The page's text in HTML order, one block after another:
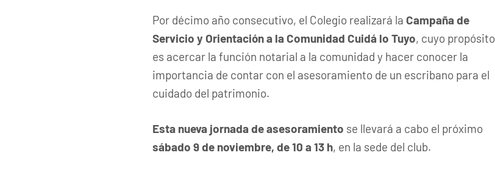
Por décimo año consecutivo, el Colegio realizará la Campaña de
Servicio y Orientación a la Comunidad Cuidá lo Tuyo, cuyo propósito
es acercar la función notarial a la comunidad y hacer conocer la
importancia de contar con el asesoramiento de un escribano para el
cuidado del patrimonio.
Esta nueva jornada de asesoramiento se llevará a cabo el próximo
sábado 9 de noviembre, de 10 a 13 h, en la sede del club.